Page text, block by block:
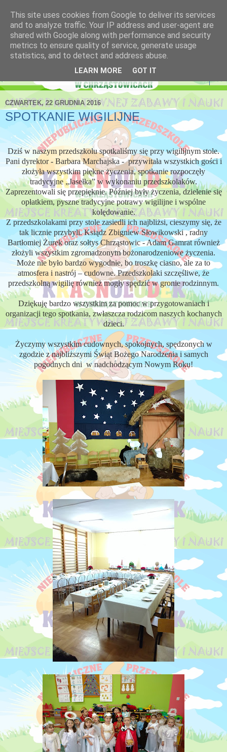
Niepubliczne Przedszkole
Krasnoludek
CZWARTEK, 22 GRUDNIA 2016
SPOTKANIE WIGILIJNE
Dziś w naszym przedszkolu spotkaliśmy się przy wigilijnym stole.
Pani dyrektor - Barbara Marchajska - przywitała wszystkich gości i
złożyła wszystkim piękne życzenia, spotkanie rozpoczęły
tradycyjne „Jasełka” w wykonaniu przedszkolaków.
Zaprezentowali się przepięknie. Później były życzenia, dzielenie się
opłatkiem, pyszne tradycyjne potrawy wigilijne i wspólne
kolędowanie.
Z przedszkolakami przy stole zasiedli ich najbliżsi, cieszymy się, że
tak licznie przybyli. Ksiądz Zbigniew Słowikowski , radny
Bartłomiej Żurek oraz sołtys Chrząstowic - Adam Gamrat również
złożyli wszystkim zgromadzonym bożonarodzeniowe życzenia.
Może nie było bardzo wygodnie, bo troszkę ciasno, ale za to
atmosfera i nastrój – cudowne. Przedszkolaki szczęśliwe, że
przedszkolną wigilię również mogły spędzić w gronie rodzinnym.
Dziękuję bardzo wszystkim za pomoc w przygotowaniach i
organizacji tego spotkania, zwłaszcza rodzicom naszych kochanych
dzieci.
Życzymy wszystkim cudownych, spokojnych, spędzonych w
zgodzie z najbliższymi Świąt Bożego Narodzenia i samych
pogodnych dni w nadchodzącym Nowym Roku!
This site uses cookies from Google to deliver its services
and to analyze traffic. Your IP address and user-agent are
shared with Google along with performance and security
metrics to ensure quality of service, generate usage
statistics, and to detect and address abuse.
LEARN MORE GOT IT